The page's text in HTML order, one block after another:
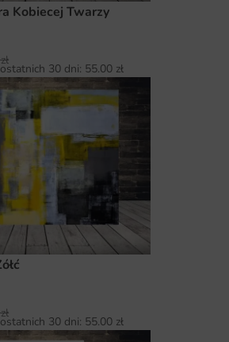
Kobiecej Twarzy
zł
30 dni: 55.00 zł
zł
30 dni: 55.00 zł